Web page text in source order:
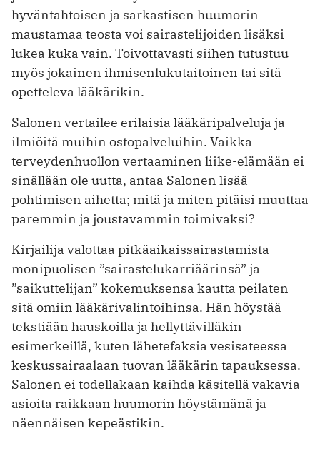
hyväntahtoisen ja sarkastisen huumorin
maustamaa teosta voi sairastelijoiden lisäksi
lukea kuka vain. Toivottavasti siihen tutustuu
myös jokainen ihmisenlukutaitoinen tai sitä
opetteleva lääkärikin.
Salonen vertailee erilaisia lääkäripalveluja ja
ilmiöitä muihin ostopalveluihin. Vaikka
terveydenhuollon vertaaminen liike-elämään ei
sinällään ole uutta, antaa Salonen lisää
pohtimisen aihetta; mitä ja miten pitäisi muuttaa
paremmin ja joustavammin toimivaksi?
Kirjailija valottaa pitkäaikaissairastamista
monipuolisen ”sairastelukarriäärinsä” ja
”saikuttelijan” kokemuksensa kautta peilaten
sitä omiin lääkärivalintoihinsa. Hän höystää
tekstiään hauskoilla ja hellyttävilläkin
esimerkeillä, kuten lähetefaksia vesi­sateessa
keskussairaalaan tuovan lääkärin tapauksessa.
Salonen ei todellakaan kaihda käsitellä vakavia
asioita raikkaan huumorin höystämänä ja
näennäisen kepeästikin.